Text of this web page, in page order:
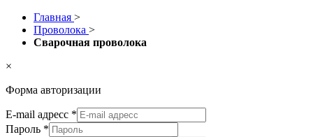
Главная >
Проволока >
Сварочная проволока
×
Форма авторизации
E-mail адресс *
Пароль *